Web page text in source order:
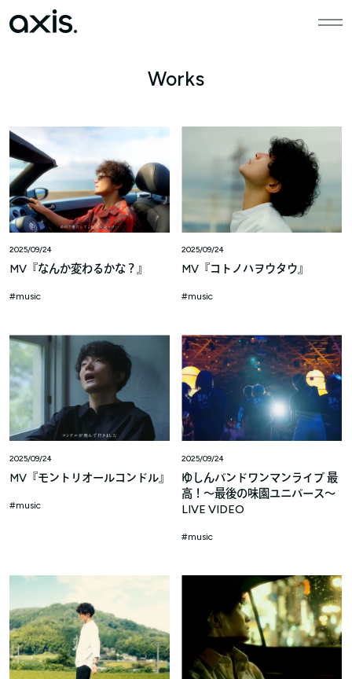
メ
Works
2025/09/24
MV『なんか変わるかな？』
music
2025/09/24
MV『コトノハヲウタウ』
music
2025/09/24
MV『モントリオールコンドル』
music
2025/09/24
ゆしんバンドワンマンライブ 最
高！～最後の味園ユニバース〜
LIVE VIDEO
music